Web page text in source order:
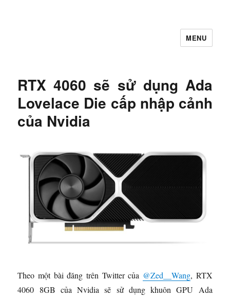
MENU
RTX 4060 sẽ sử dụng Ada
Lovelace Die cấp nhập cảnh
của Nvidia
Theo một bài đăng trên Twitter của @Zed__Wang, RTX
4060 8GB của Nvidia sẽ sử dụng khuôn GPU Ada